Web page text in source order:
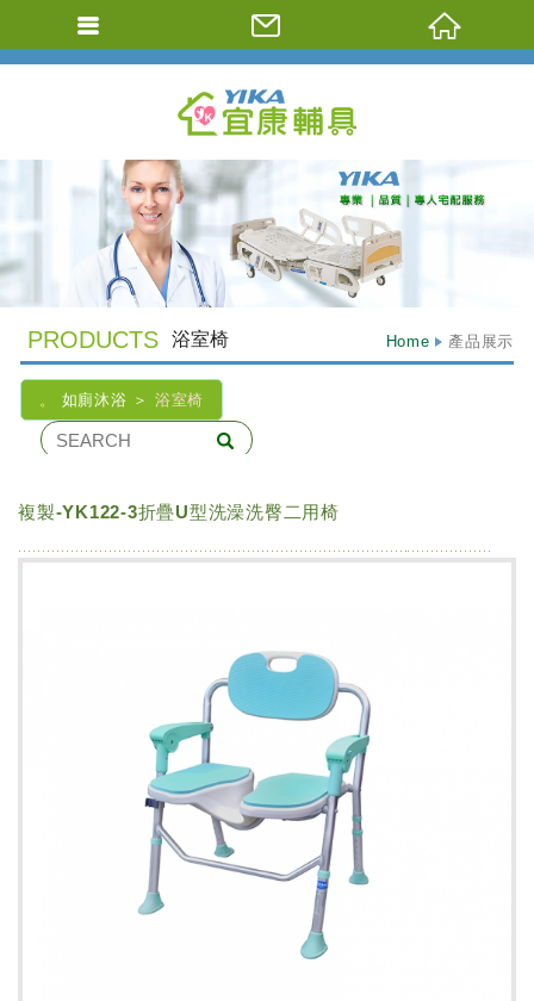
PRODUCTS 浴室椅 Home 產品展示
如廁沐浴 浴室椅
複製-YK122-3折疊U型洗澡洗臀二用椅